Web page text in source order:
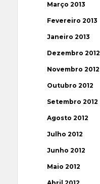
Março 2013
Fevereiro 2013
Janeiro 2013
Dezembro 2012
Novembro 2012
Outubro 2012
Setembro 2012
Agosto 2012
Julho 2012
Junho 2012
Maio 2012